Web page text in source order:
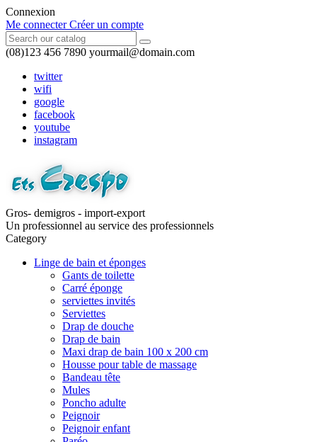
Connexion
Me connecter Créer un compte
(08)123 456 7890 yourmail@domain.com
twitter
wifi
google
facebook
youtube
instagram
Gros- demigros - import-export
Un professionnel au service des professionnels
Category
Linge de bain et éponges
Gants de toilette
Carré éponge
serviettes invités
Serviettes
Drap de douche
Drap de bain
Maxi drap de bain 100 x 200 cm
Housse pour table de massage
Bandeau tête
Mules
Poncho adulte
Peignoir
Peignoir enfant